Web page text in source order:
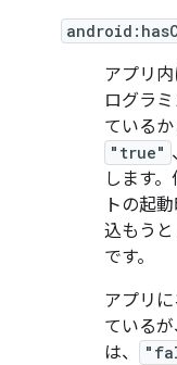
アプリ
ログラ
ている
"true"
します。
トの起
込もう
です。
アプリ
ている
は、